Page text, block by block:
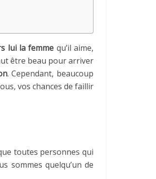
lui la femme qu’il aime,
être beau pour arriver
. Cependant, beaucoup
vos chances de faillir
toutes personnes qui
sommes quelqu’un de